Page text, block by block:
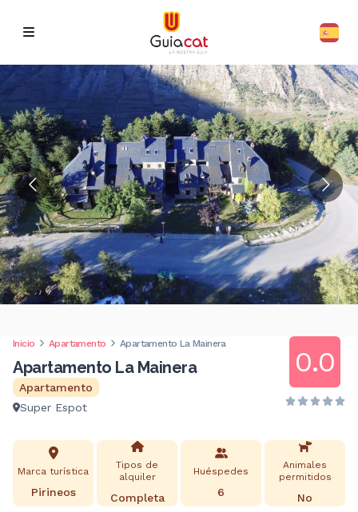
Inicio Apartamento Apartamento La Mainera
Apartamento La Mainera
Apartamento
Super Espot
0.0
Marca turística
Pirineos
Tipos de
alquiler
Completa
Huéspedes
6
Animales
permitidos
No